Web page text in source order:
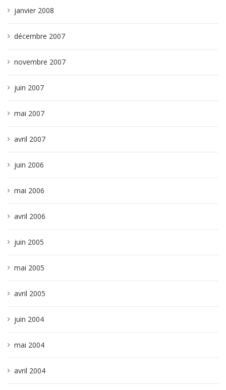
janvier 2008
décembre 2007
novembre 2007
juin 2007
mai 2007
avril 2007
juin 2006
mai 2006
avril 2006
juin 2005
mai 2005
avril 2005
juin 2004
mai 2004
avril 2004